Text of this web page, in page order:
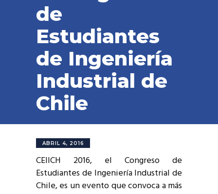
de
Estudiantes
de Ingeniería
Industrial de
Chile
ABRIL 4, 2016
CEIICH 2016, el Congreso de
Estudiantes de Ingeniería Industrial de
Chile, es un evento que convoca a más